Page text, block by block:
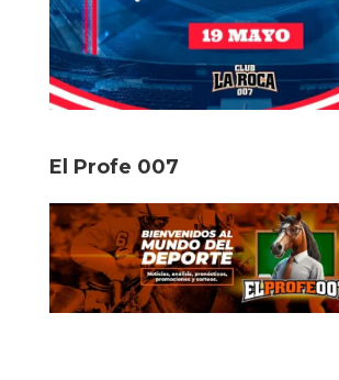
El Profe 007